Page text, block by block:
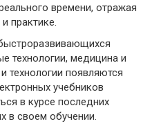
времени, отражая
практике.
технологии, медицина и
технологии появляются
учебников
в курсе последних
в своем обучении.